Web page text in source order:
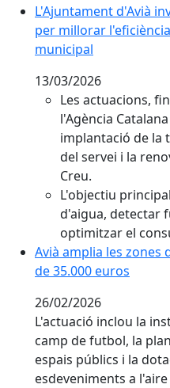
L'Ajuntament d'Avià
L'Ajuntament d'Avià
per millorar
municipal
13/03/2026
Les actuacions,
l'Agència
implantació de la
del servei i la
Creu.
L'objectiu
d'aigua, detectar
optimitzar el
Avià amplia les zones
Avià amplia les
de 35.000 euros
26/02/2026
L'actuació inclou la
camp de futbol, la
espais públics i la
esdeveniments a